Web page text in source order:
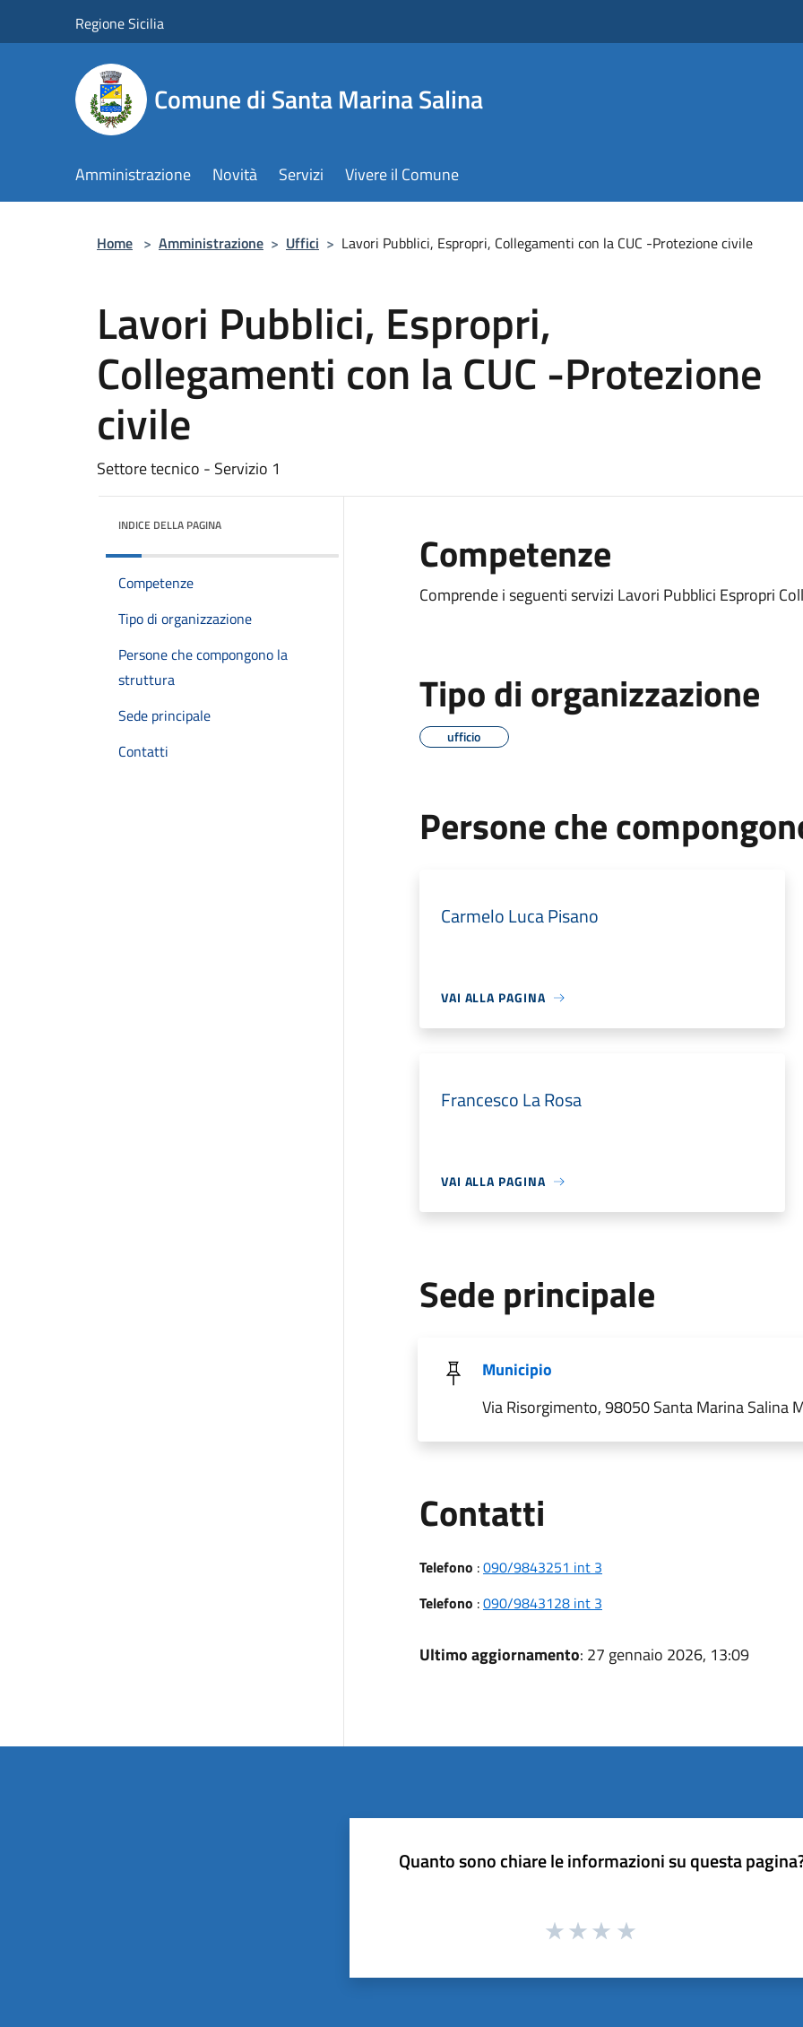
Regione Sicilia
Comune di Santa Marina Salina
Amministrazione Novità Servizi Vivere il Comune
Home > Amministrazione > Uffici > Lavori Pubblici, Espropri, Collegamenti con la CUC -Protezione civile
Lavori Pubblici, Espropri,
Collegamenti con la CUC -Protezione
civile
Settore tecnico - Servizio 1
INDICE DELLA PAGINA
Competenze
Tipo di organizzazione
Persone che compongono la
struttura
Sede principale
Contatti
Competenze
Comprende i seguenti servizi Lavori Pubblici Espropri
Tipo di organizzazione
ufficio
Persone che
Carmelo Luca Pisano
VAI ALLA PAGINA
Francesco La Rosa
VAI ALLA PAGINA
Sede principale
Municipio
Via Risorgimento, 98050 Santa Marina Salina
Contatti
Telefono :090/9843251 int 3
Telefono :090/9843128 int 3
Ultimo aggiornamento: 27 gennaio 2026, 13:09
Quanto sono chiare le informazioni su questa